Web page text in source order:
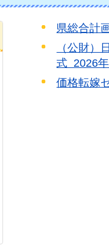
県総合計
（公財
式 2026
価格転嫁